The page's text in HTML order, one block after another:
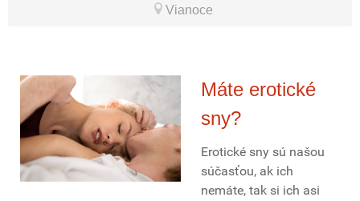
Vianoce
Máte erotické
sny?
Erotické sny sú našou
súčasťou, ak ich
nemáte, tak si ich asi